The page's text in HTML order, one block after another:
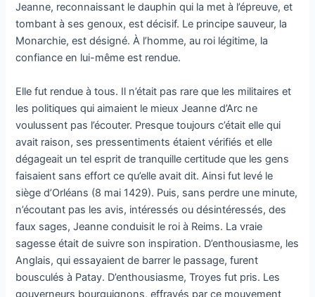
Jeanne, reconnaissant le dauphin qui la met à l’épreuve, et
tombant à ses genoux, est décisif. Le principe sauveur, la
Monarchie, est désigné. À l’homme, au roi légitime, la
confiance en lui-même est rendue.
Elle fut rendue à tous. Il n’était pas rare que les militaires et
les politiques qui aimaient le mieux Jeanne d’Arc ne
voulussent pas l’écouter. Presque toujours c’était elle qui
avait raison, ses pressentiments étaient vérifiés et elle
dégageait un tel esprit de tranquille certitude que les gens
faisaient sans effort ce qu’elle avait dit. Ainsi fut levé le
siège d’Orléans (8 mai 1429). Puis, sans perdre une minute,
n’écoutant pas les avis, intéressés ou désintéressés, des
faux sages, Jeanne conduisit le roi à Reims. La vraie
sagesse était de suivre son inspiration. D’enthousiasme, les
Anglais, qui essayaient de barrer le passage, furent
bousculés à Patay. D’enthousiasme, Troyes fut pris. Les
gouverneurs bourguignons, effrayés par ce mouvement